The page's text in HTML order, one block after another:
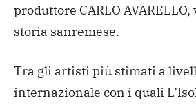
produttore CARLO
storia sanremese.
Tra gli artisti più stimati a
internazionale con i quali